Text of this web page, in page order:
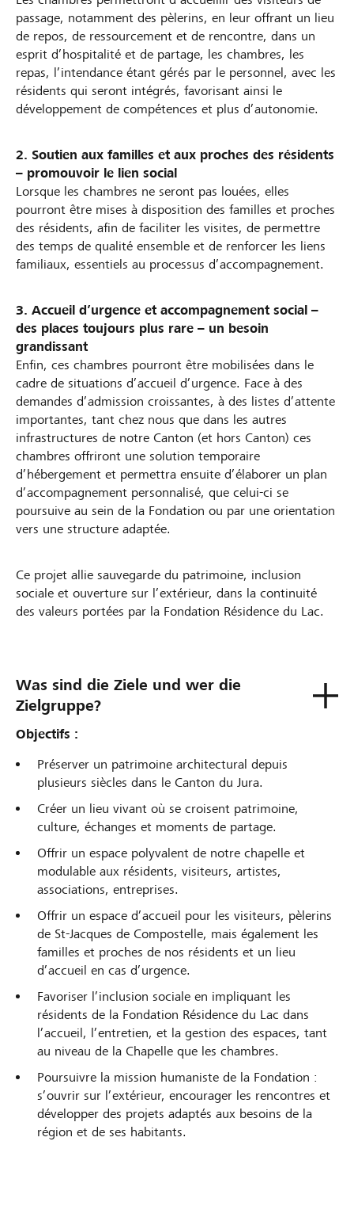
passage, notamment des pèlerins, en leur offrant un lieu
de repos, de ressourcement et de rencontre, dans un
esprit d’hospitalité et de partage, les chambres, les
repas, l’intendance étant gérés par le personnel, avec les
résidents qui seront intégrés, favorisant ainsi le
développement de compétences et plus d’autonomie.
2. Soutien aux familles et aux proches des résidents
– promouvoir le lien social
Lorsque les chambres ne seront pas louées, elles
pourront être mises à disposition des familles et proches
des résidents, afin de faciliter les visites, de permettre
des temps de qualité ensemble et de renforcer les liens
familiaux, essentiels au processus d’accompagnement.
3. Accueil d’urgence et accompagnement social –
des places toujours plus rare – un besoin
grandissant
Enfin, ces chambres pourront être mobilisées dans le
cadre de situations d’accueil d’urgence. Face à des
demandes d’admission croissantes, à des listes d’attente
importantes, tant chez nous que dans les autres
infrastructures de notre Canton (et hors Canton) ces
chambres offriront une solution temporaire
d’hébergement et permettra ensuite d’élaborer un plan
d’accompagnement personnalisé, que celui-ci se
poursuive au sein de la Fondation ou par une orientation
vers une structure adaptée.
Ce projet allie sauvegarde du patrimoine, inclusion
sociale et ouverture sur l’extérieur, dans la continuité
des valeurs portées par la Fondation Résidence du Lac.
Was sind die Ziele und wer die
Zielgruppe?
Objectifs :
Préserver un patrimoine architectural depuis
plusieurs siècles dans le Canton du Jura.
Créer un lieu vivant où se croisent patrimoine,
culture, échanges et moments de partage.
Offrir un espace polyvalent de notre chapelle et
modulable aux résidents, visiteurs, artistes,
associations, entreprises.
Offrir un espace d’accueil pour les visiteurs, pèlerins
de St-Jacques de Compostelle, mais également les
familles et proches de nos résidents et un lieu
d’accueil en cas d’urgence.
Favoriser l’inclusion sociale en impliquant les
résidents de la Fondation Résidence du Lac dans
l’accueil, l’entretien, et la gestion des espaces, tant
au niveau de la Chapelle que les chambres.
Poursuivre la mission humaniste de la Fondation :
s’ouvrir sur l’extérieur, encourager les rencontres et
développer des projets adaptés aux besoins de la
région et de ses habitants.